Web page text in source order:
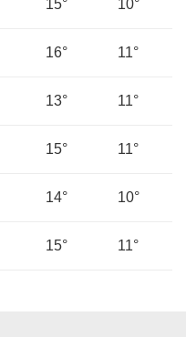
15° 10°
16° 11°
13° 11°
15° 11°
14° 10°
15° 11°